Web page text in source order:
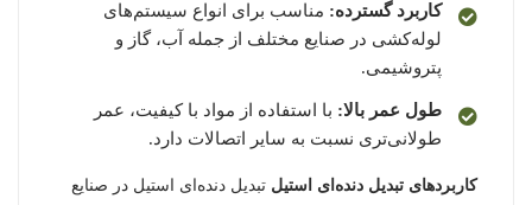
کاربرد گسترده: مناسب برای انواع سیستم‌های
لوله‌کشی در صنایع مختلف از جمله آب، گاز و
پتروشیمی.
طول عمر بالا: با استفاده از مواد با کیفیت، عمر
طولانی‌تری نسبت به سایر اتصالات دارد.
کاربردهای تبدیل دنده‌ای استیل تبدیل دنده‌ای استیل در صنایع